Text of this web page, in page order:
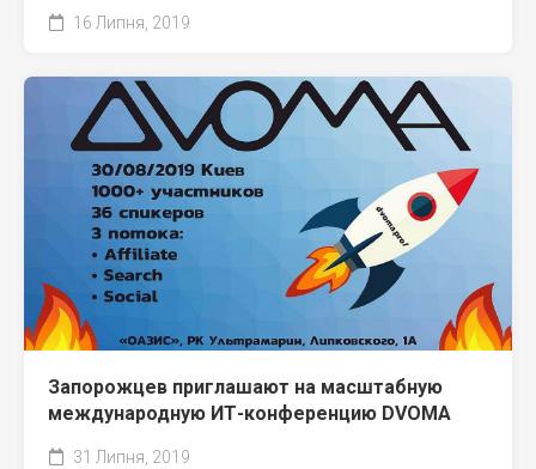
16 Липня, 2019
Запорожцев приглашают на масштабную
международную ИТ-конференцию DVOMA
31 Липня, 2019